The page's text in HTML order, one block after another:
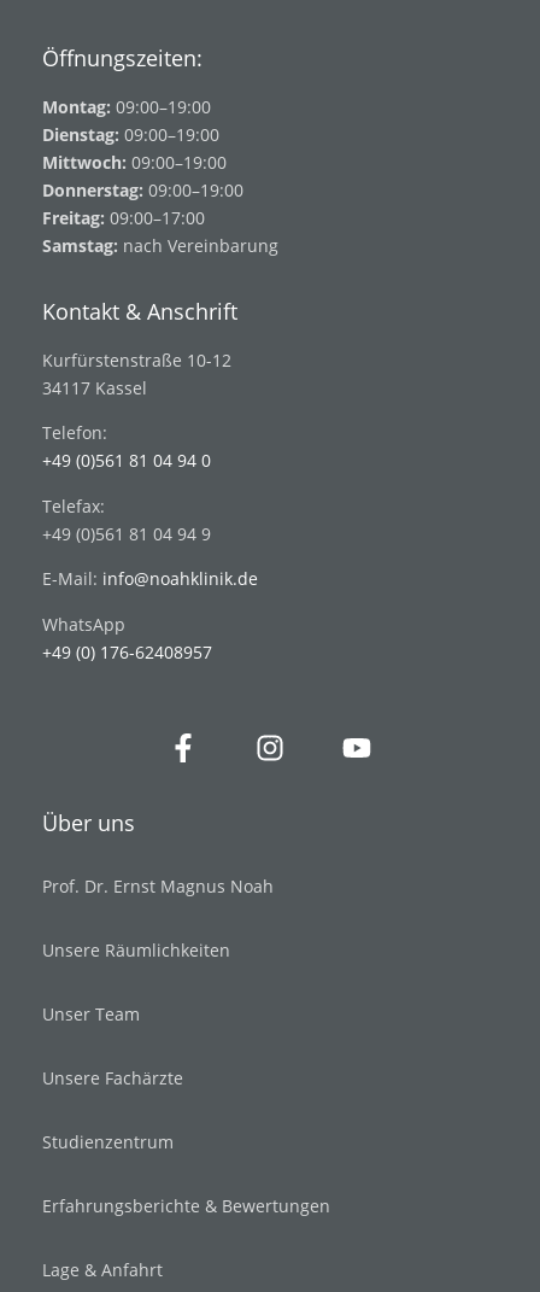
Öffnungszeiten:
Montag: 09:00–19:00
Dienstag: 09:00–19:00
Mittwoch: 09:00–19:00
Donnerstag: 09:00–19:00
Freitag: 09:00–17:00
Samstag: nach Vereinbarung
Kontakt & Anschrift
Kurfürstenstraße 10-12
34117 Kassel
Telefon:
+49 (0)561 81 04 94 0
Telefax:
+49 (0)561 81 04 94 9
E-Mail: info@noahklinik.de
WhatsApp
+49 (0) 176-62408957
Über uns
Prof. Dr. Ernst Magnus Noah
Unsere Räumlichkeiten
Unser Team
Unsere Fachärzte
Studienzentrum
Erfahrungsberichte & Bewertungen
Lage & Anfahrt